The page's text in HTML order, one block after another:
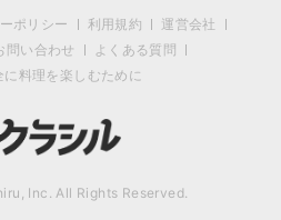
ポリシー 利用規約
運営会社
問い合わせ
よくある質問
に料理を楽しむために
Inc. All Rights Reserved.